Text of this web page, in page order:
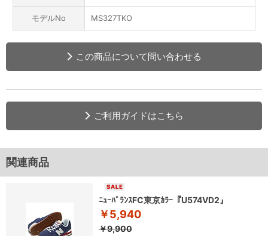
モデルNo MS327TKO
この商品について問い合わせる
ご利用ガイドはこちら
関連商品
ﾆｭｰﾊﾞﾗﾝｽFC東京ｶﾗｰ『U574VD2』
￥5,940
￥9,900